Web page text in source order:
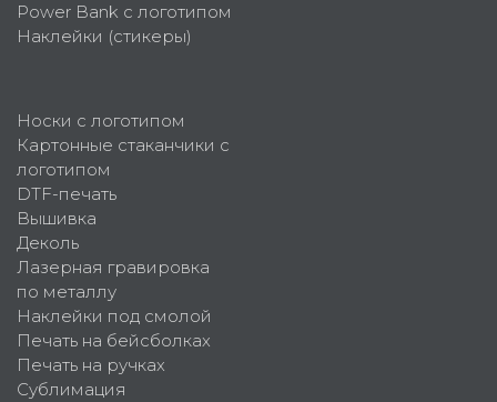
Power Bank с логотипом
Наклейки (стикеры)
Носки с логотипом
Картонные стаканчики с
логотипом
DTF-печать
Вышивка
Деколь
Лазерная гравировка
по металлу
Наклейки под смолой
Печать на бейсболках
Печать на ручках
Сублимация